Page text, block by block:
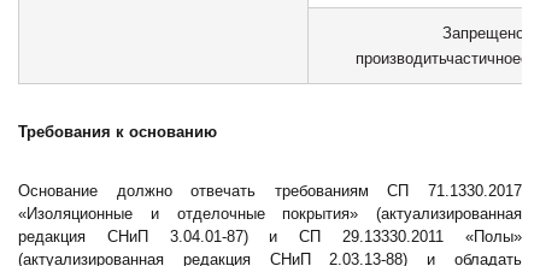
Запрещено
производитьчастичное
Требования к основанию
Основание должно отвечать требованиям СП 71.1330.2017
«Изоляционные и отделочные покрытия» (актуализированная
редакция СНиП 3.04.01-87) и СП 29.13330.2011 «Полы»
(актуализированная редакция СНиП 2.03.13-88) и обладать